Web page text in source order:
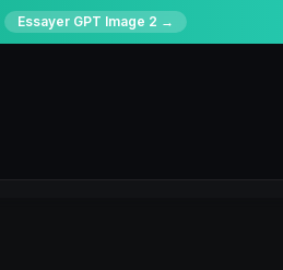
Essayer GPT Image 2 →